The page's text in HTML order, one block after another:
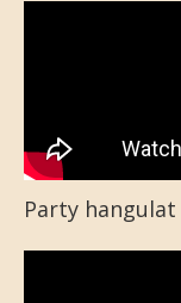
Party hangulat